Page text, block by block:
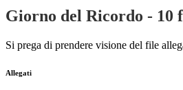
Giorno del Ricordo - 10
Si prega di prendere visione del file
Allegati